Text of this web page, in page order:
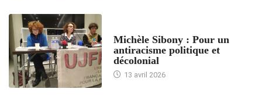
Michèle Sibony : Pour un
antiracisme politique et
décolonial
13 avril 2026